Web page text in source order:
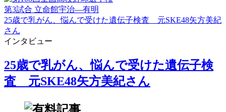
第3試合 立命館宇治―有明
25歳で乳がん、悩んで受けた遺伝子検査 元SKE48矢方美紀
さん
インタビュー
25歳で乳がん、悩んで受けた遺伝子検
査 元SKE48矢方美紀さん